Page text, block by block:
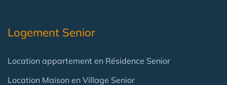
Logement Senior
Location appartement en Résidence Senior
Location Maison en Village Senior